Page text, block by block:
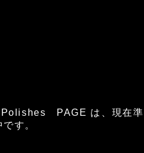
PAGE は、現在準
す。